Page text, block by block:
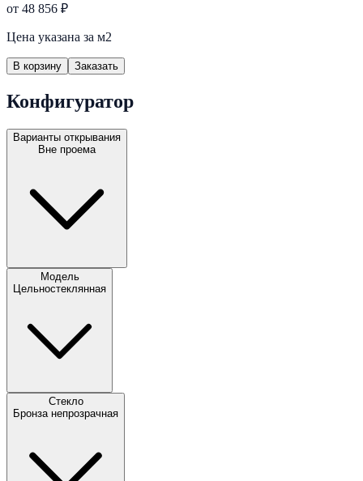
от 48 856 ₽
Цена указана за м2
В корзину Заказать
Конфигуратор
Варианты открывания
Вне проема
Модель
Цельностеклянная
Стекло
Бронза непрозрачная